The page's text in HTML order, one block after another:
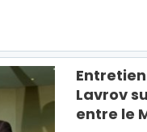
Lavrov
entre le